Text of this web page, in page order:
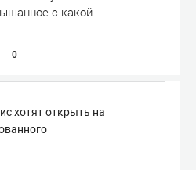
с какой-
0
хотят открыть на